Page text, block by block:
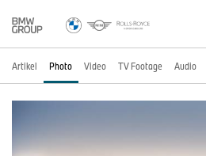
Artikel Photo Video TV Footage Audio